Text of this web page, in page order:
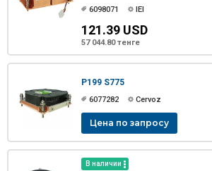
6098071 IEI
121.39 USD
57 044.80 тенге
P199 S775
6077282 Cervoz
Цена по запросу
В наличии